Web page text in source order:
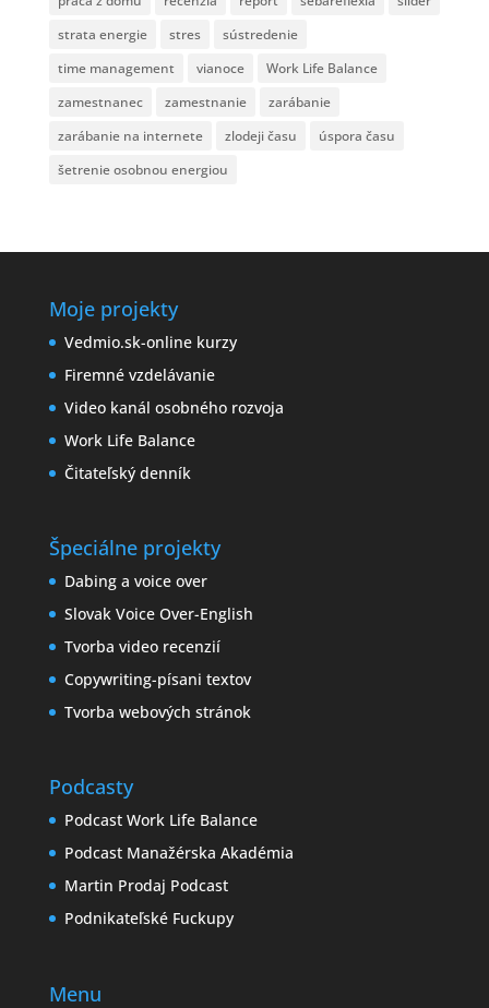
strata energie
stres
sústredenie
time management
vianoce
Work Life Balance
zamestnanec
zamestnanie
zarábanie
zarábanie na internete
zlodeji času
úspora času
šetrenie osobnou energiou
Moje projekty
Vedmio.sk-online kurzy
Firemné vzdelávanie
Video kanál osobného rozvoja
Work Life Balance
Čitateľský denník
Špeciálne projekty
Dabing a voice over
Slovak Voice Over-English
Tvorba video recenzií
Copywriting-písani textov
Tvorba webových stránok
Podcasty
Podcast Work Life Balance
Podcast Manažérska Akadémia
Martin Prodaj Podcast
Podnikateľské Fuckupy
Menu